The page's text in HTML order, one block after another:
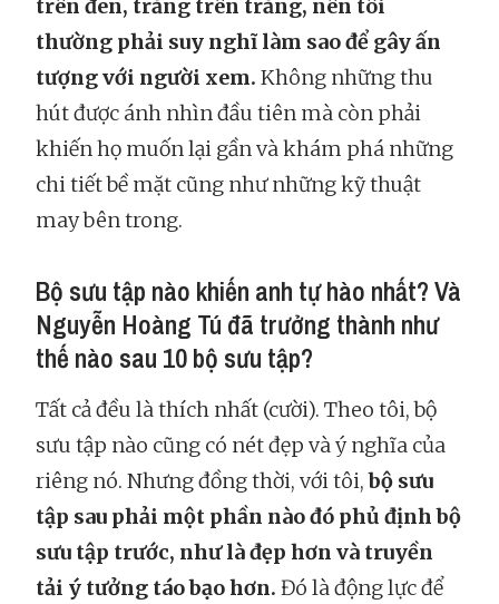
trên đen, trắng trên trắng, nên tôi
thường phải suy nghĩ làm sao để gây ấn
tượng với người xem. Không những thu
hút được ánh nhìn đầu tiên mà còn phải
khiến họ muốn lại gần và khám phá những
chi tiết bề mặt cũng như những kỹ thuật
may bên trong.
Bộ sưu tập nào khiến anh tự hào nhất? Và
Nguyễn Hoàng Tú đã trưởng thành như
thế nào sau 10 bộ sưu tập?
Tất cả đều là thích nhất (cười). Theo tôi, bộ
sưu tập nào cũng có nét đẹp và ý nghĩa của
riêng nó. Nhưng đồng thời, với tôi,bộ sưu
tập sau phải một phần nào đó phủ định bộ
sưu tập trước, như là đẹp hơn và truyền
tải ý tưởng táo bạo hơn. Đó là động lực để